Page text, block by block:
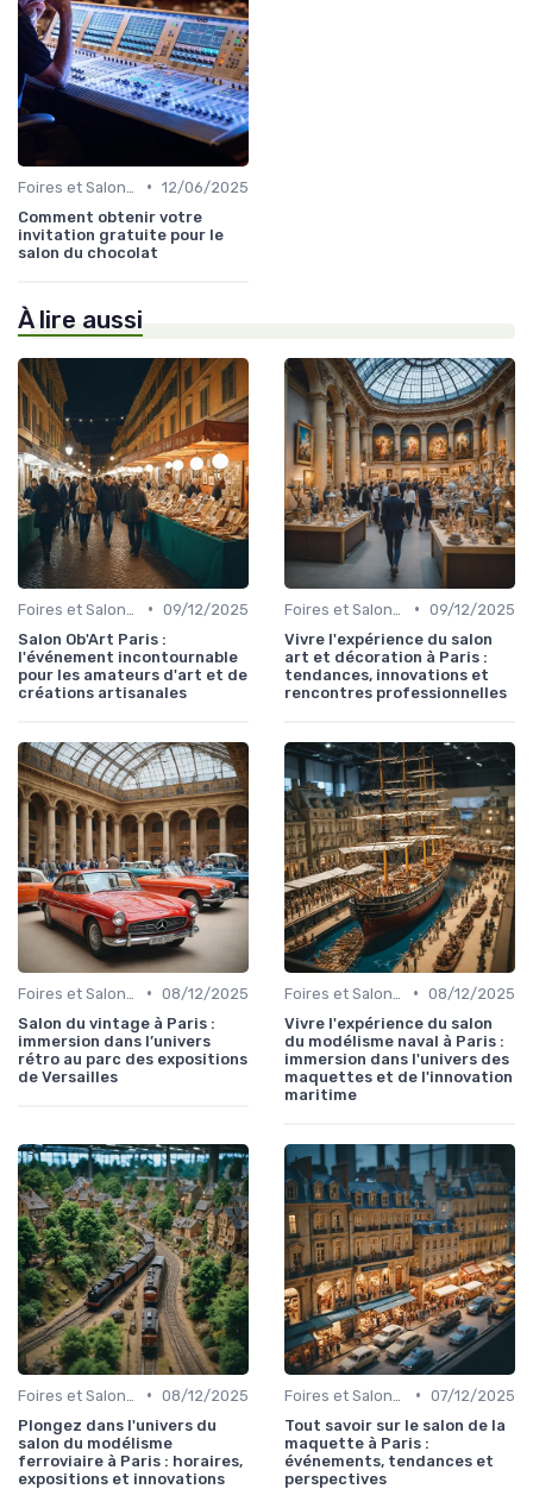
• 12/06/2025
Comment obtenir votre
invitation gratuite pour le
salon du chocolat
À lire aussi
• 09/12/2025
Salon Ob'Art Paris :
l'événement incontournable
pour les amateurs d'art et de
créations artisanales
• 09/12/2025
Vivre l'expérience du salon
art et décoration à Paris :
tendances, innovations et
rencontres professionnelles
• 08/12/2025
Salon du vintage à Paris :
immersion dans l’univers
rétro au parc des expositions
de Versailles
• 08/12/2025
Vivre l'expérience du salon
du modélisme naval à Paris :
immersion dans l'univers des
maquettes et de l'innovation
maritime
• 08/12/2025
Plongez dans l'univers du
salon du modélisme
ferroviaire à Paris : horaires,
expositions et innovations
• 07/12/2025
Tout savoir sur le salon de la
maquette à Paris :
événements, tendances et
perspectives